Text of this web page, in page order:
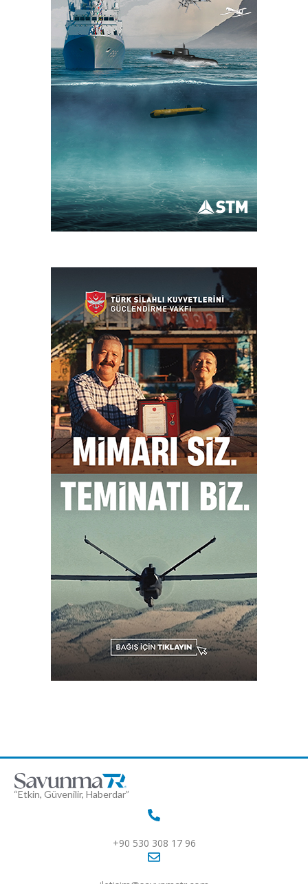
“Etkin, Güvenilir, Haberdar”
+90 530 308 17 96